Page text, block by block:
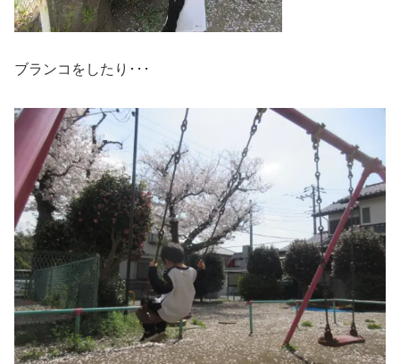
ブランコをしたり･･･